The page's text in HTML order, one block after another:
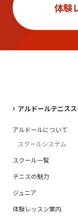
体験
アルドールテニス
アルドールについて
スクールシステム
スクール一覧
テニスの魅力
ジュニア
体験レッスン案内